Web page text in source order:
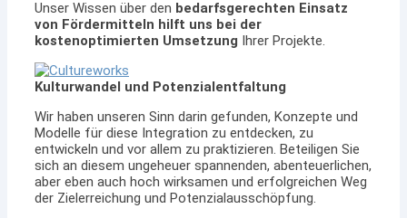
Unser Wissen über den bedarfsgerechten Einsatz
von Fördermitteln hilft uns bei der
kostenoptimierten Umsetzung Ihrer Projekte.
Kulturwandel und Potenzialentfaltung
Wir haben unseren Sinn darin gefunden, Konzepte und
Modelle für diese Integration zu entdecken, zu
entwickeln und vor allem zu praktizieren. Beteiligen Sie
sich an diesem ungeheuer spannenden, abenteuerlichen,
aber eben auch hoch wirksamen und erfolgreichen Weg
der Zielerreichung und Potenzialausschöpfung.